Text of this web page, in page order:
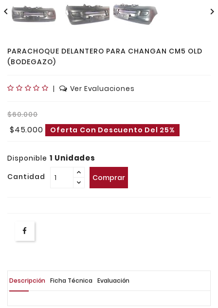
 
PARACHOQUE DELANTERO PARA CHANGAN CM5 OLD
(BODEGAZO)
| Ver Evaluaciones
$60.000
$45.000 Oferta Con Descuento Del 25%
Disponible 1 Unidades
Cantidad Comprar
Descripción Ficha Técnica Evaluación